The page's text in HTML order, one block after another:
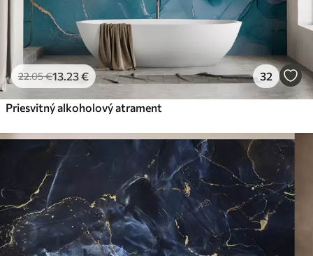
Peel and Stick
81.6749.00 €/m²
22.05€13 .23€ 32
Priesvitný alkoholový atrament